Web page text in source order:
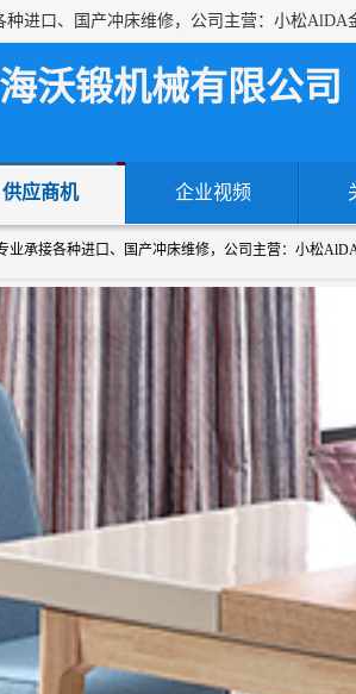
沃锻机械有限公司
供应商机 企业视频